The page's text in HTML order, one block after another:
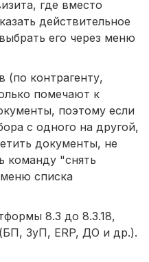
где вместо
действительное
его через меню
(по контрагенту,
помечают к
поэтому если
с одного на другой,
документы, не
команду "снять
списка
8.3 до 8.3.18,
ЗуП, ERP, ДО и др.).